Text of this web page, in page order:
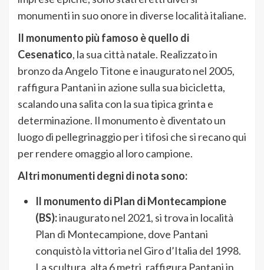
monumenti in suo onore in diverse località italiane.
Il monumento più famoso è quello di
Cesenatico, la sua città natale. Realizzato in
bronzo da Angelo Titone e inaugurato nel 2005,
raffigura Pantani in azione sulla sua bicicletta,
scalando una salita con la sua tipica grinta e
determinazione. Il monumento è diventato un
luogo di pellegrinaggio per i tifosi che si recano qui
per rendere omaggio al loro campione.
Altri monumenti degni di nota sono:
Il monumento di Plan di Montecampione
(BS):inaugurato nel 2021, si trova in località
Plan di Montecampione, dove Pantani
conquistò la vittoria nel Giro d’Italia del 1998.
La scultura, alta 6 metri, raffigura Pantani in